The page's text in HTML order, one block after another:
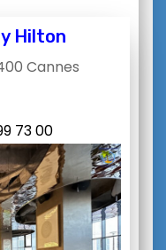
Hilton
Cannes
73 00